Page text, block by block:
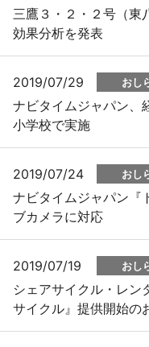
三鷹３・２・２号（東
効果分析を発表
2019/07/29 おし
ナビタイムジャパン、
小学校で実施
2019/07/24 おし
ナビタイムジャパン『
ブカメラに対応
2019/07/19 おし
シェアサイクル・レン
サイクル』提供開始の